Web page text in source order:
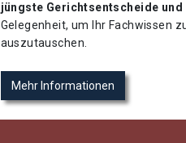
jüngste Gerichtsentscheide und
Gelegenheit, um Ihr Fachwissen
auszutauschen.
Mehr Informationen